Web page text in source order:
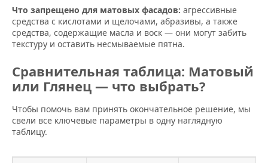
Что запрещено для матовых фасадов: агрессивные
средства с кислотами и щелочами, абразивы, а также
средства, содержащие масла и воск — они могут забить
текстуру и оставить несмываемые пятна.
Сравнительная таблица: Матовый
или Глянец — что выбрать?
Чтобы помочь вам принять окончательное решение, мы
свели все ключевые параметры в одну наглядную
таблицу.